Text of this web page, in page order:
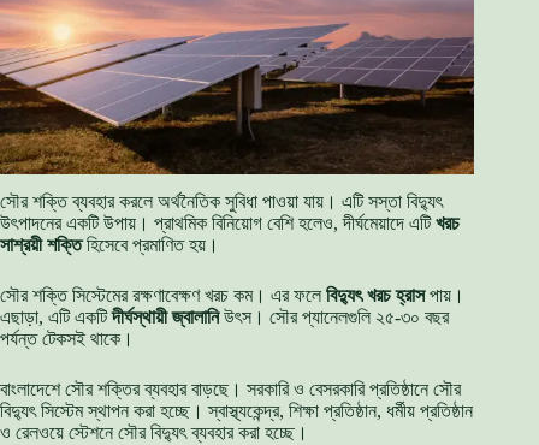
সৌর শক্তি ব্যবহার করলে অর্থনৈতিক সুবিধা পাওয়া যায়। এটি সস্তা বিদ্যুৎ
উৎপাদনের একটি উপায়। প্রাথমিক বিনিয়োগ বেশি হলেও, দীর্ঘমেয়াদে এটিখরচ
সাশ্রয়ী শক্তিহিসেবে প্রমাণিত হয়।
সৌর শক্তি সিস্টেমের রক্ষণাবেক্ষণ খরচ কম। এর ফলে বিদ্যুৎ খরচ হ্রাসপায়।
এছাড়া, এটি একটিদীর্ঘস্থায়ী জ্বালানিউৎস। সৌর প্যানেলগুলি ২৫-৩০ বছর
পর্যন্ত টেকসই থাকে।
বাংলাদেশে সৌর শক্তির ব্যবহার বাড়ছে। সরকারি ও বেসরকারি প্রতিষ্ঠানে সৌর
বিদ্যুৎ সিস্টেম স্থাপন করা হচ্ছে। স্বাস্থ্যকেন্দ্র, শিক্ষা প্রতিষ্ঠান, ধর্মীয় প্রতিষ্ঠান
ও রেলওয়ে স্টেশনে সৌর বিদ্যুৎ ব্যবহার করা হচ্ছে।